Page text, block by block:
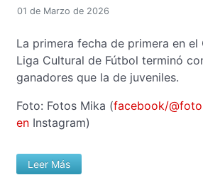
01 de Marzo de 2026
La primera fecha de primera en
Liga Cultural de Fútbol terminó
ganadores que la de juveniles.
Foto: Fotos Mika (facebook/
en Instagram)
Leer Más